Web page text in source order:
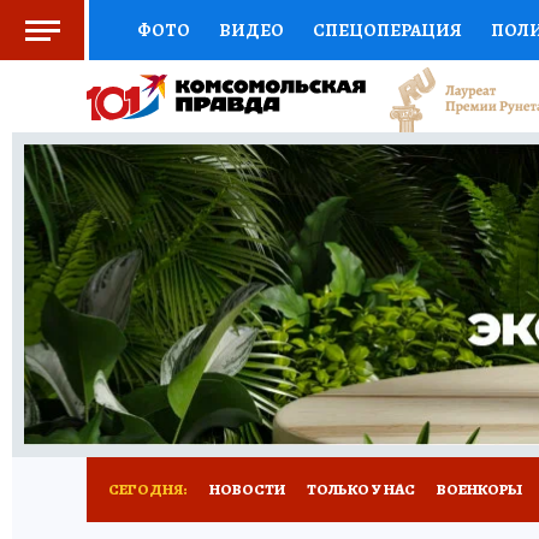
ФОТО ВИДЕО СПЕЦОПЕРАЦИЯ
СОЦПОДДЕРЖКА НАУКА СПЕЦПРОЕКТЫ
НАЦИОНАЛЬНЫЕ ПРОЕКТЫ РОССИИ
ЖЕНСКИЕ СЕКРЕТЫ ПУТЕВОДИТЕЛЬ
ДЕФИЦИТ ЖЕЛЕЗА ПРЕСС-ЦЕНТР
РЕКЛАМА ТЕСТЫ НОВОЕ НА САЙТЕ
СЕГОДНЯ: НОВОСТИ ТОЛЬКО У НАС ВОЕНКОРЫ